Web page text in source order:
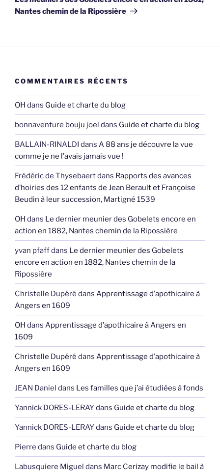
Nantes chemin de la Ripossière
COMMENTAIRES RÉCENTS
OH dans Guide et charte du blog
bonnaventure bouju joel dans Guide et charte du blog
BALLAIN-RINALDI dans A 88 ans je découvre la vue
comme je ne l’avais jamais vue !
Frédéric de Thysebaertdans Rapports des avances
d’hoiries des 12 enfants de Jean Berault et Françoise
Beudin à leur succession, Martigné 1539
OH dans Le dernier meunier des Gobelets encore en
action en 1882, Nantes chemin de la Ripossière
yvan pfaffdans Le dernier meunier des Gobelets
encore en action en 1882, Nantes chemin de la
Ripossière
Christelle Dupéré dans Apprentissage d’apothicaire à
Angers en 1609
OH dans Apprentissage d’apothicaire à Angers en
1609
Christelle Dupéré dans Apprentissage d’apothicaire à
Angers en 1609
JEAN Daniel dans Les familles que j’ai étudiées à fonds
Yannick DORES-LERAYdans Guide et charte du blog
Yannick DORES-LERAYdans Guide et charte du blog
Pierre dans Guide et charte du blog
Labusquiere Miguel dans Marc Cerizay modifie le bail à